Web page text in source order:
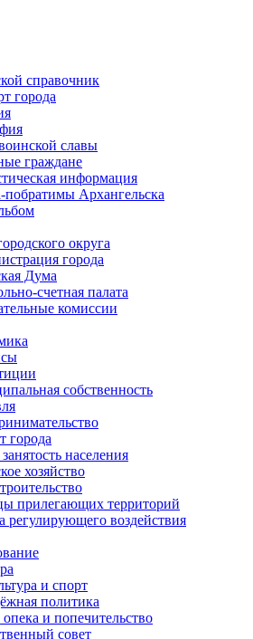
справочник
города
славы
граждане
информация
побратимы Архангельска
округа
города
Дума
счетная палата
комиссии
собственность
города
населения
хозяйство
прилегающих территорий
регулирующего воздействия
и спорт
политика
и попечительство
совет